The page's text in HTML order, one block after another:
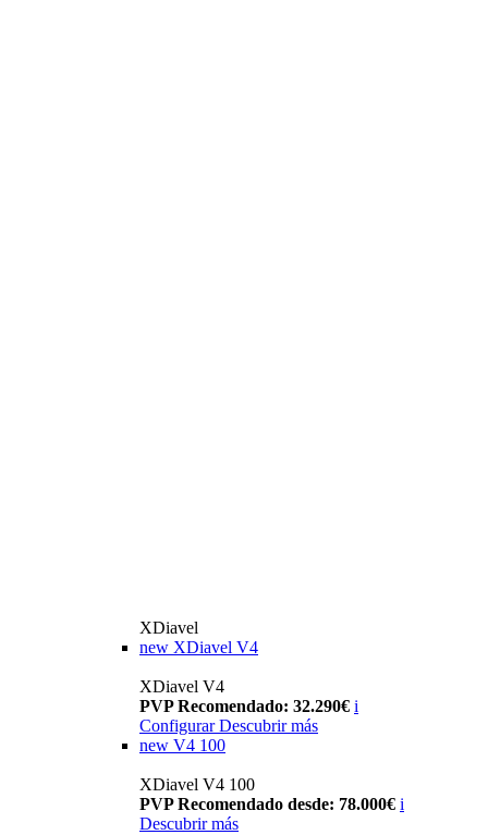
XDiavel
new XDiavel V4
XDiavel V4
PVP Recomendado: 32.290€ i
Configurar Descubrir más
new V4 100
XDiavel V4 100
PVP Recomendado desde: 78.000€ i
Descubrir más